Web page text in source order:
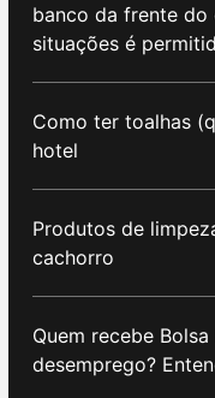
banco da frente do
situações é
Como ter toalhas
hotel
Produtos de
cachorro
Quem recebe
desemprego?